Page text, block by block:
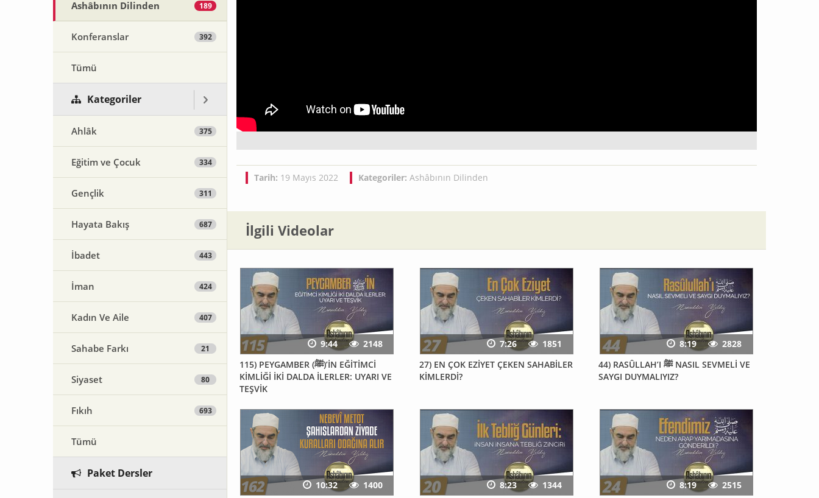
Ashâbının Dilinden 189
Konferanslar 392
Tümü
Kategoriler
Ahlâk 375
Eğitim ve Çocuk 334
Gençlik 311
Hayata Bakış 687
İbadet 443
İman 424
Kadın Ve Aile 407
Sahabe Farkı 21
Siyaset 80
Fıkıh 693
Tümü
Paket Dersler
Tarih: 19 Mayıs 2022 Kategoriler: Ashâbının Dilinden
İlgili Videolar
115) PEYGAMBER (ﷺ)’İN EĞİTİMCİ
KİMLİĞİ İKİ DALDA İLERLER: UYARI VE
TEŞVİK
9:44
2148
27) EN ÇOK EZİYET ÇEKEN SAHABİLER
KİMLERDİ?
7:26
1851
44) RASÛLLAH’I ﷺ NASIL SEVMELİ VE
SAYGI DUYMALIYIZ?
8:19 2828
10:32 1400 8:23 1344 8:19 2515